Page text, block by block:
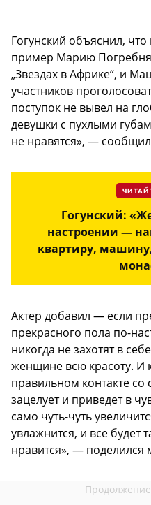
Гогунский объяснил,
пример Марию
„Звездах в Африке“, и
участников
поступок не вывел на
девушки с пухлыми
не нравятся», —
Гогунский:
настроении —
квартиру,
Актер добавил — если
прекрасного пола по-
никогда не захотят в
женщине всю красоту. И
правильном контакте
зацелует и приведет в
само чуть-чуть
увлажнится, и все будет
нравится», — поделился